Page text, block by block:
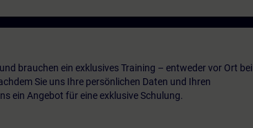
brauchen ein exklusives Training – entweder vor Ort bei
Sie uns Ihre persönlichen Daten und Ihren
ein Angebot für eine exklusive Schulung.